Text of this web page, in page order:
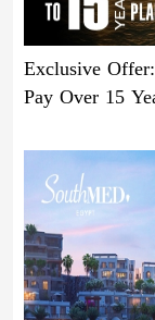
Exclusive
Pay Over 15